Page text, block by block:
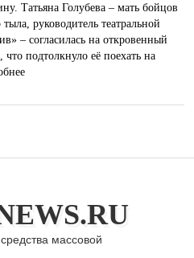
Татьяна Голубева – мать бойцов
руководитель театральной
– согласилась на откровенный
что подтолкнуло её поехать на
массовой